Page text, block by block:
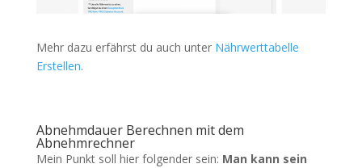
Mehr dazu erfährst du auch unter Nährwerttabelle
Erstellen.
Abnehmdauer Berechnen mit dem
Abnehmrechner
Mein Punkt soll hier folgender sein: Man kann sein